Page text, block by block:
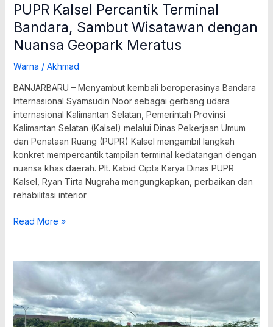
PUPR Kalsel Percantik Terminal
Bandara, Sambut Wisatawan dengan
Nuansa Geopark Meratus
Warna / Akhmad
BANJARBARU – Menyambut kembali beroperasinya Bandara
Internasional Syamsudin Noor sebagai gerbang udara
internasional Kalimantan Selatan, Pemerintah Provinsi
Kalimantan Selatan (Kalsel) melalui Dinas Pekerjaan Umum
dan Penataan Ruang (PUPR) Kalsel mengambil langkah
konkret mempercantik tampilan terminal kedatangan dengan
nuansa khas daerah. Plt. Kabid Cipta Karya Dinas PUPR
Kalsel, Ryan Tirta Nugraha mengungkapkan, perbaikan dan
rehabilitasi interior
Read More »
Pembangunan
Raya
Kalsel
Dikebut,